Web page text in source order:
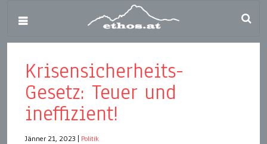
Krisensicherheits-
Gesetz: Teuer und
ineffizient!
Jänner 21, 2023 Politik